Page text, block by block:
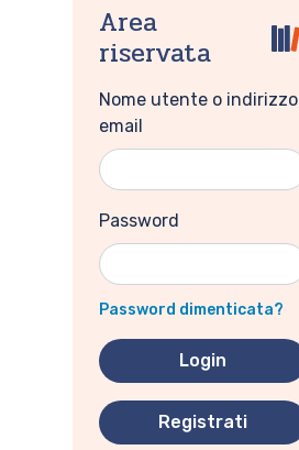
Area
riservata
Nome utente o indirizzo
email
Password
Password dimenticata?
Registrati